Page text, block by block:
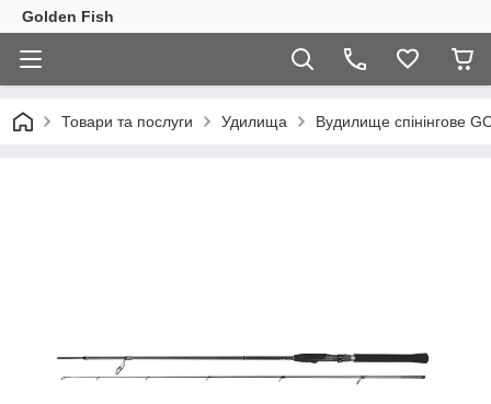
Golden Fish
Товари та послуги Удилища Вудилище спінінгове